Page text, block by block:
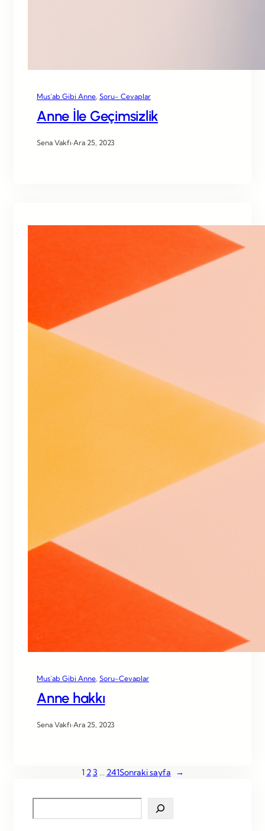
Mus’ab Gibi Anne Soru- Cevaplar
Anne İle Geçimsizlik
Sena Vakfı·Ara 25, 2023
Mus’ab Gibi Anne Soru-Cevaplar
Anne hakkı
Sena Vakfı·Ara 25, 2023
1 23 … 241Sonraki sayfa →
e